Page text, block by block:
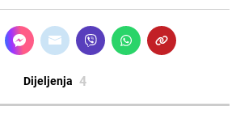
Dijeljenja 4